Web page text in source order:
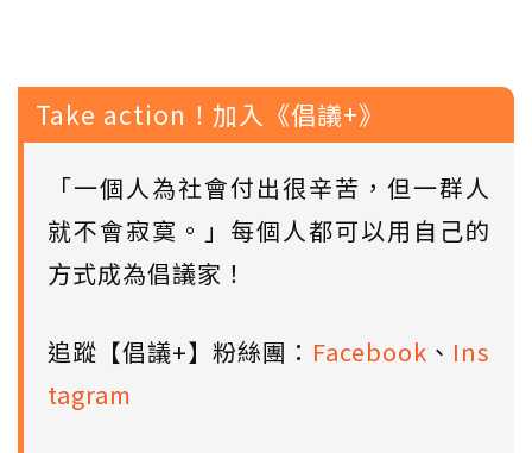
Take action！加入《倡議+》
「一個人為社會付出很辛苦，但一群人
就不會寂寞。」每個人都可以用自己的
方式成為倡議家！
追蹤【倡議+】粉絲團： Facebook 、 Ins
tagram